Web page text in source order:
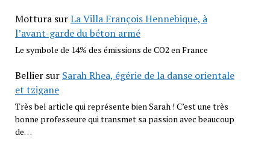
MotturasurLa Villa François Hennebique, à
l’avant-garde du béton armé
Le symbole de 14% des émissions de CO2 en France
Belliersur Sarah Rhea, égérie de la danse orientale
et tzigane
Très bel article qui représente bien Sarah ! C’est une très
bonne professeure qui transmet sa passion avec beaucoup
de…